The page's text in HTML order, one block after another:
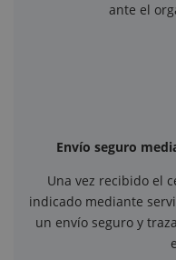
ante el
Envío seguro
Una vez recibido el
indicado mediante
un envío seguro y